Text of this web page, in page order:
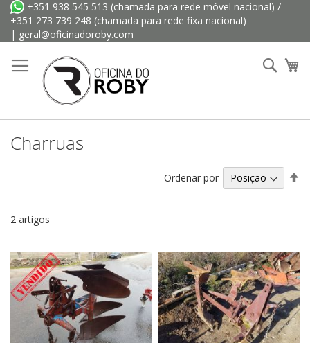
Ir
para
o
+351 938 545 513 (chamada para rede móvel nacional) /
+351 273 739 248 (chamada para rede fixa nacional)
| geral@oficinadoroby.com
Charruas
2 artigos
Ordenar por